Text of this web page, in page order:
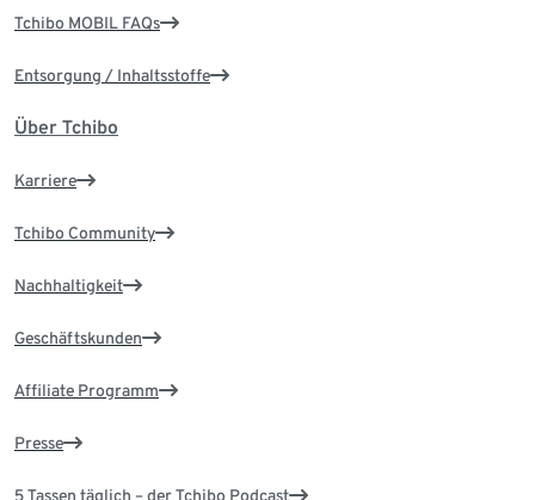
Tchibo MOBIL FAQs
Entsorgung / Inhaltsstoffe
Über Tchibo
Karriere
Tchibo Community
Nachhaltigkeit
Geschäftskunden
Affiliate Programm
Presse
5 Tassen täglich – der Tchibo Podcast